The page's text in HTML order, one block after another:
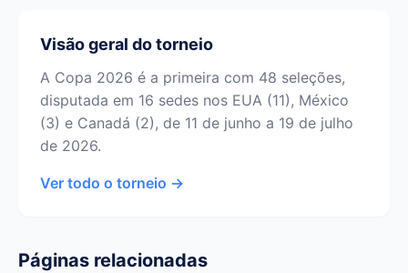
Visão geral do torneio
A Copa 2026 é a primeira com 48 seleções,
disputada em 16 sedes nos EUA (11), México
(3) e Canadá (2), de 11 de junho a 19 de julho
de 2026.
Ver todo o torneio →
Páginas relacionadas